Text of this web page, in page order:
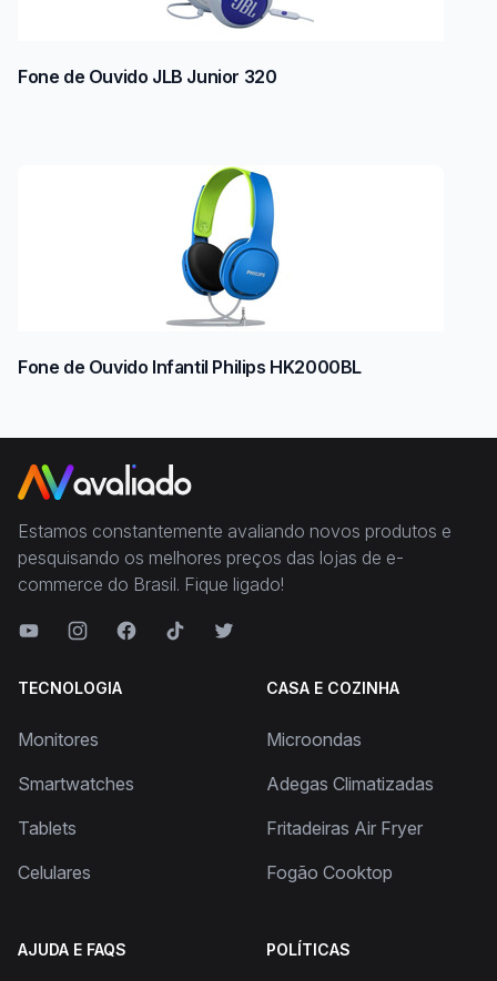
Fone de Ouvido JLB Junior 320
Fone de Ouvido Infantil Philips HK2000BL
Estamos constantemente avaliando novos produtos e
pesquisando os melhores preços das lojas de e-
commerce do Brasil. Fique ligado!
TECNOLOGIA
Monitores
Smartwatches
Tablets
Celulares
CASA E COZINHA
Microondas
Adegas Climatizadas
Fritadeiras Air Fryer
Fogão Cooktop
AJUDA E FAQS POLÍTICAS